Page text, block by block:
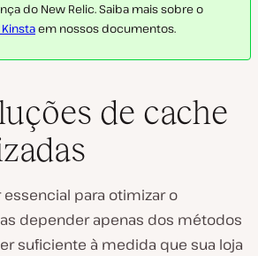
do New Relic. Saiba mais sobre o
em nossos documentos.
de cache
para otimizar o
depender apenas dos métodos
suficiente à medida que sua loja